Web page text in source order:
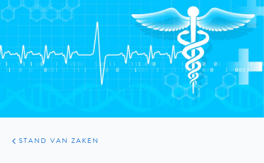
ARTIKELEN
PRAKTIJK
STAND VAN ZAKEN